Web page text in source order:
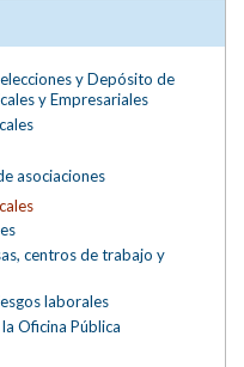
y Depósito de
y Empresariales
asociaciones
centros de trabajo y
laborales
Oficina Pública